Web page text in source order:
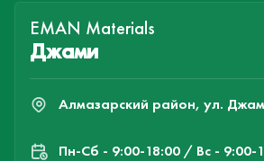
EMAN Materials
Джами
Алмазарский район, ул.
Пн-Cб - 9:00-18:00 / Вс - 9:00-